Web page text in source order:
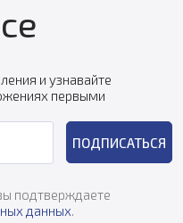
и узнавайте
первыми
ПОДПИСАТЬСЯ
подтверждаете
данных.